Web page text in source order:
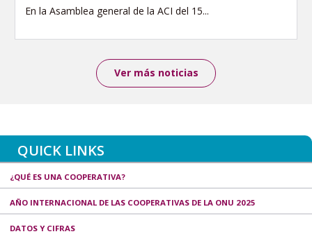
En la Asamblea general de la ACI del 15...
Ver más noticias
QUICK LINKS
¿QUÉ ES UNA COOPERATIVA?
AÑO INTERNACIONAL DE LAS COOPERATIVAS DE LA ONU 2025
DATOS Y CIFRAS